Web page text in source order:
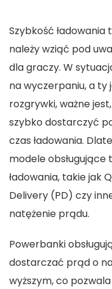
Szybkość
należy wziąć pod
dla graczy. W
na wyczerpaniu, a
rozgrywki, ważne
szybko dostarczyć
czas ładowania.
modele
ładowania, takie jak
Delivery (PD) czy
natężenie prądu.
Powerbanki
dostarczać prąd o
wyższym, co